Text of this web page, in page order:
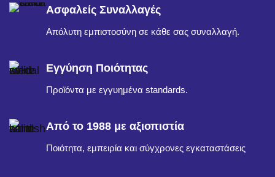
Ασφαλείς Συναλλαγές
Απόλυτη εμπιστοσύνη σε κάθε σας συναλλαγή.
Εγγύηση Ποιότητας
Προϊόντα με εγγυημένα standards.
Από το 1988 με αξιοπιστία
Ποιότητα, εμπειρία και σύγχρονες εγκαταστάσεις